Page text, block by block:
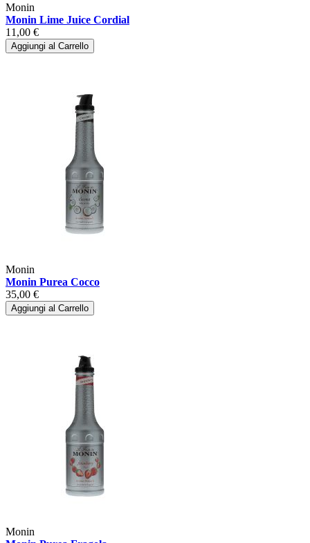
Monin
Monin Lime Juice Cordial
11,00 €
Aggiungi al Carrello
Monin
Monin Purea Cocco
35,00 €
Aggiungi al Carrello
Monin